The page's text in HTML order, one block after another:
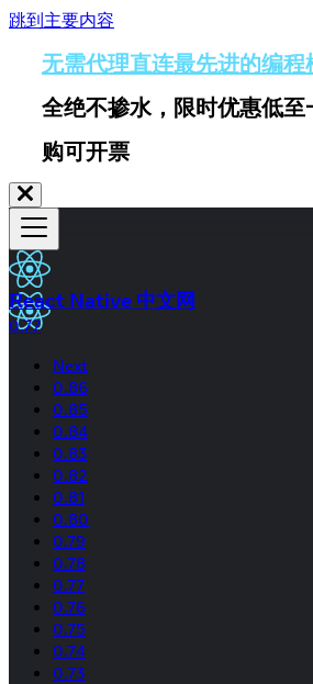
跳到主要内容
无需代理直连最先进的编程
全绝不掺水，限时优惠低至
购可开票
React Native 中文网
0.77
Next
0.86
0.85
0.84
0.83
0.82
0.81
0.80
0.79
0.78
0.77
0.76
0.75
0.74
0.73